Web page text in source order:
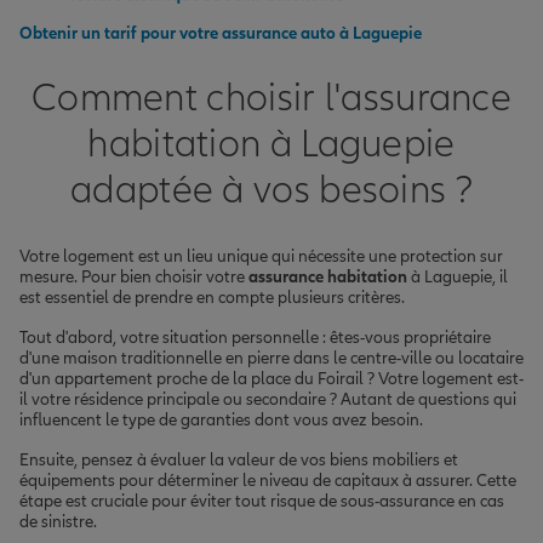
Obtenir un tarif pour votre assurance auto à Laguepie
Comment choisir l'assurance
habitation à Laguepie
adaptée à vos besoins ?
Votre logement est un lieu unique qui nécessite une protection sur
mesure. Pour bien choisir votreassurance habitation à Laguepie, il
est essentiel de prendre en compte plusieurs critères.
Tout d'abord, votre situation personnelle : êtes-vous propriétaire
d'une maison traditionnelle en pierre dans le centre-ville ou locataire
d'un appartement proche de la place du Foirail ? Votre logement est-
il votre résidence principale ou secondaire ? Autant de questions qui
influencent le type de garanties dont vous avez besoin.
Ensuite, pensez à évaluer la valeur de vos biens mobiliers et
équipements pour déterminer le niveau de capitaux à assurer. Cette
étape est cruciale pour éviter tout risque de sous-assurance en cas
de sinistre.